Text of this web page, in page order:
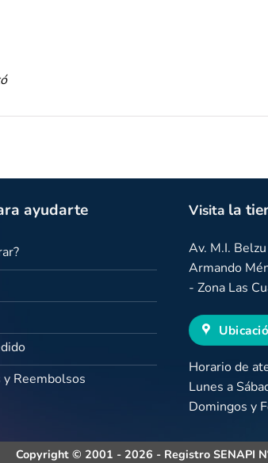
ayudarte
Reembolsos
Visita la
Av. M.I.
Armando
- Zona Las
Horario de
Lunes a
Domingos y
Copyright © 2001 - 2026 - Registro SENAPI